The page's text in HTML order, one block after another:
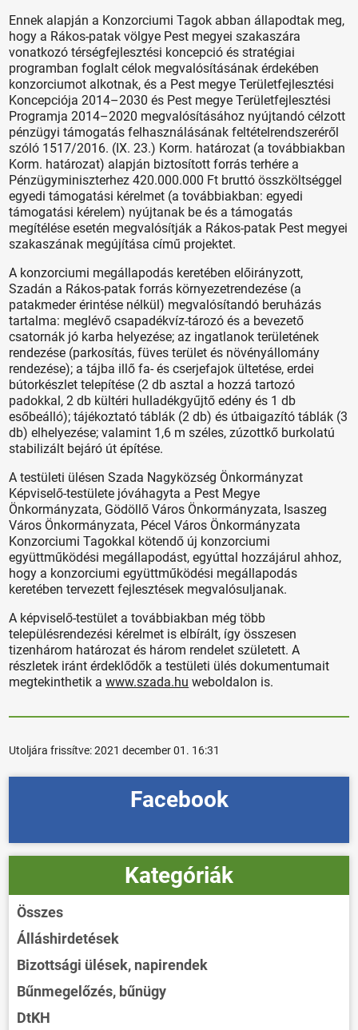
Ennek alapján a Konzorciumi Tagok abban állapodtak meg,
hogy a Rákos-patak völgye Pest megyei szakaszára
vonatkozó térségfejlesztési koncepció és stratégiai
programban foglalt célok megvalósításának érdekében
konzorciumot alkotnak, és a Pest megye Területfejlesztési
Koncepciója 2014–2030 és Pest megye Területfejlesztési
Programja 2014–2020 megvalósításához nyújtandó célzott
pénzügyi támogatás felhasználásának feltételrendszeréről
szóló 1517/2016. (IX. 23.) Korm. határozat (a továbbiakban
Korm. határozat) alapján biztosított forrás terhére a
Pénzügyminiszterhez 420.000.000 Ft bruttó összköltséggel
egyedi támogatási kérelmet (a továbbiakban: egyedi
támogatási kérelem) nyújtanak be és a támogatás
megítélése esetén megvalósítják a Rákos-patak Pest megyei
szakaszának megújítása című projektet.
A konzorciumi megállapodás keretében előirányzott,
Szadán a Rákos-patak forrás környezetrendezése (a
patakmeder érintése nélkül) megvalósítandó beruházás
tartalma: meglévő csapadékvíz-tározó és a bevezető
csatornák jó karba helyezése; az ingatlanok területének
rendezése (parkosítás, füves terület és növényállomány
rendezése); a tájba illő fa- és cserjefajok ültetése, erdei
bútorkészlet telepítése (2 db asztal a hozzá tartozó
padokkal, 2 db kültéri hulladékgyűjtő edény és 1 db
esőbeálló); tájékoztató táblák (2 db) és útbaigazító táblák (3
db) elhelyezése; valamint 1,6 m széles, zúzottkő burkolatú
stabilizált bejáró út építése.
A testületi ülésen Szada Nagyközség Önkormányzat
Képviselő-testülete jóváhagyta a Pest Megye
Önkormányzata, Gödöllő Város Önkormányzata, Isaszeg
Város Önkormányzata, Pécel Város Önkormányzata
Konzorciumi Tagokkal kötendő új konzorciumi
együttműködési megállapodást, egyúttal hozzájárul ahhoz,
hogy a konzorciumi együttműködési megállapodás
keretében tervezett fejlesztések megvalósuljanak.
A képviselő-testület a továbbiakban még több
településrendezési kérelmet is elbírált, így összesen
tizenhárom határozat és három rendelet született. A
részletek iránt érdeklődők a testületi ülés dokumentumait
megtekinthetik awww.szada.hu weboldalon is.
Utoljára frissítve:2021 december 01. 16:31
Facebook
Kategóriák
Összes
Álláshirdetések
Bizottsági ülések, napirendek
Bűnmegelőzés, bűnügy
DtKH